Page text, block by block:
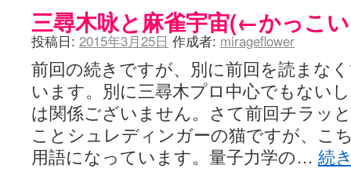
EL HOLAZO - 咲-Saki- / 吉野から上り方面の帰り道、亀山JCT-四日市
何の変哲もない咲の地名紹介 / 小鍛治さんが通っていた小学校 茨城
咲-Saki-.長野編をにょろんと見てみるブログ - 咲-Saki- / 第143局[応変]
咲-Saki-カツゲン備忘録 / 咲-Saki-154局 【奮起】 マジかー！ (13:30)
百合っぽいぶろぐ - 咲-Saki- / シノハユ the down of age 5巻 (06:32)
あかどる日和 - 咲-saki- / 【今回は考察ではなく】原村和-のどっち-の
妥当麻雀界ブログ / コミックマーケット８９に参加します
(11:00)
咲-saki-速報 / 一時休止のお知らせ (08:26)
ふわふわな記憶 / 1 (16:20)
咲っ考 / 何故咲は大将で、照は先鋒なのか？ (15:20)
三尋木咏と麻雀宇宙(←かっこ
投稿日: 2015年3月25日 作成者: mirageflower
前回の続きですが、別に前回を読まな
います。別に三尋木プロ中心でもない
は関係ございません。さて前回チラッ
ことシュレディンガーの猫ですが、こ
用語になっています。量子力学の… 続